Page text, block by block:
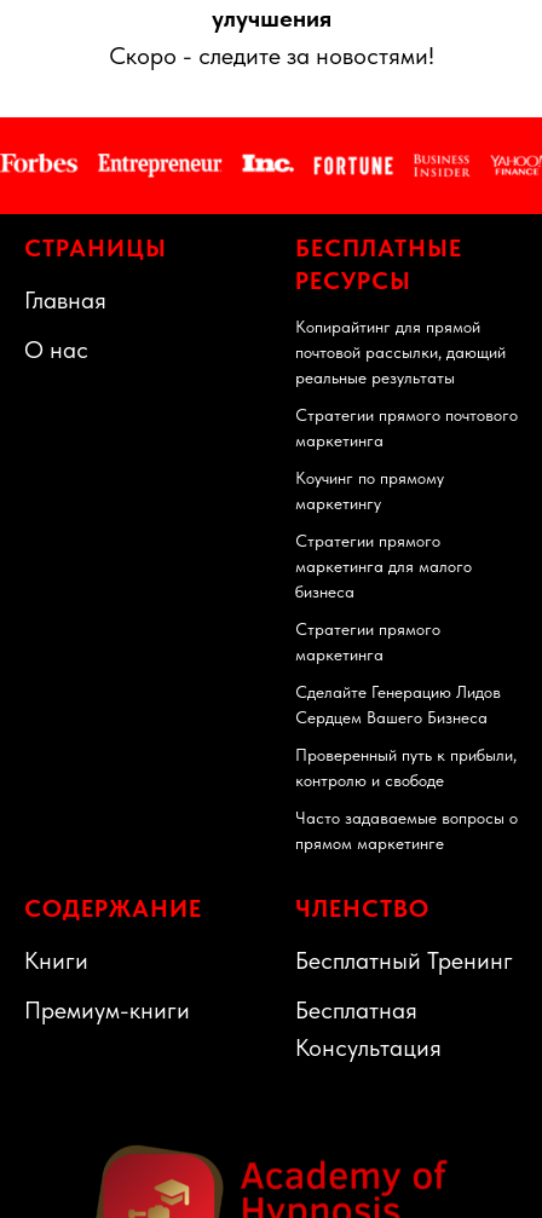
улучшения
Скоро - следите за новостями!
СТРАНИЦЫ
Главная
О нас
БЕСПЛАТНЫЕ
РЕСУРСЫ
Копирайтинг для прямой
почтовой рассылки, дающий
реальные результаты
Стратегии прямого почтового
маркетинга
Коучинг по прямому
маркетингу
Стратегии прямого
маркетинга для малого
бизнеса
Стратегии прямого
маркетинга
Сделайте Генерацию Лидов
Сердцем Вашего Бизнеса
Проверенный путь к прибыли,
контролю и свободе
Часто задаваемые вопросы о
прямом маркетинге
СОДЕРЖАНИЕ
Книги
Премиум-книги
ЧЛЕНСТВО
Бесплатный Тренинг
Бесплатная
Консультация